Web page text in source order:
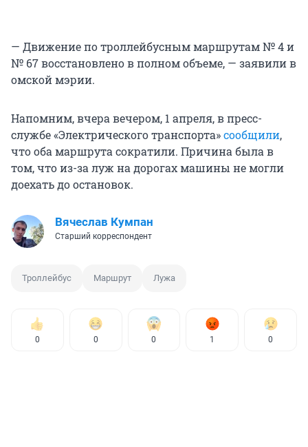
— Движение по троллейбусным маршрутам № 4 и
№ 67 восстановлено в полном объеме, — заявили в
омской мэрии.
Напомним, вчера вечером, 1 апреля, в пресс-
службе «Электрического транспорта»сообщили,
что оба маршрута сократили. Причина была в
том, что из-за луж на дорогах машины не могли
доехать до остановок.
Вячеслав Кумпан
Старший корреспондент
Троллейбус Маршрут Лужа
0 0 0 1 0